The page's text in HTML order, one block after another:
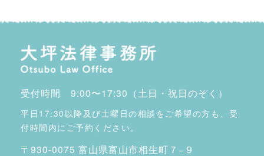
受付時間 9:00〜17:30（土日・祝日のぞく）
平日17:30以降及び土曜日の相談をご希望の方も、受
付時間内にご予約ください。
〒930-0075 富山県富山市相生町７−９